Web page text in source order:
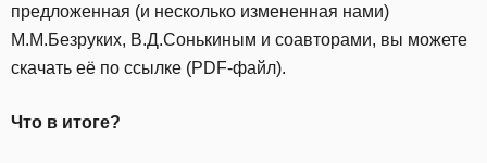
предложенная (и несколько измененная нами)
М.М.Безруких, В.Д.Сонькиным и соавторами, вы можете
скачать её по ссылке (PDF-файл).
Что в итоге?